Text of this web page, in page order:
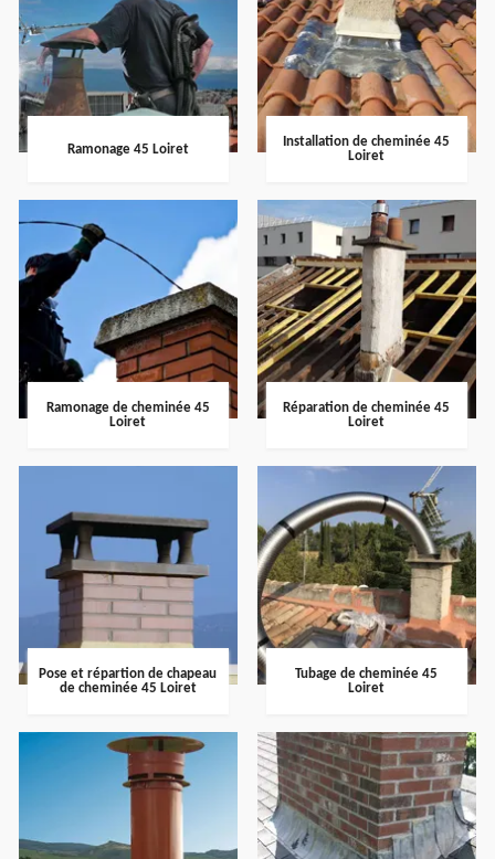
Ramonage 45 Loiret
Installation de cheminée 45
Loiret
Ramonage de cheminée 45
Loiret
Réparation de cheminée 45
Loiret
Pose et répartion de chapeau
de cheminée 45 Loiret
Tubage de cheminée 45
Loiret